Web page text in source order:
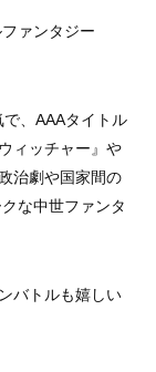
ァンタジー
、AAAタイトル
ィッチャー』や
治劇や国家間の
な中世ファンタ
バトルも嬉しい